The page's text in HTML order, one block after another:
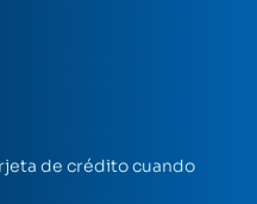
de crédito cuando